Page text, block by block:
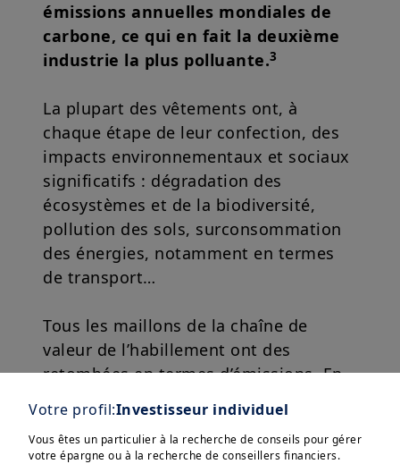
Votre profil:Investisseur individuel
Vous êtes un particulier à la recherche de conseils pour gérer
votre épargne ou à la recherche de conseillers financiers.
émissions annuelles mondiales de
carbone, ce qui en fait la deuxième
industrie la plus polluante.3
La plupart des vêtements ont, à
chaque étape de leur confection, des
impacts environnementaux et sociaux
significatifs : dégradation des
écosystèmes et de la biodiversité,
pollution des sols, surconsommation
des énergies, notamment en termes
de transport…
Tous les maillons de la chaîne de
valeur de l’habillement ont des
retombées en termes d’émissions. En
serre dues à la production textile ont
totalisé 4 milliards de tonnes